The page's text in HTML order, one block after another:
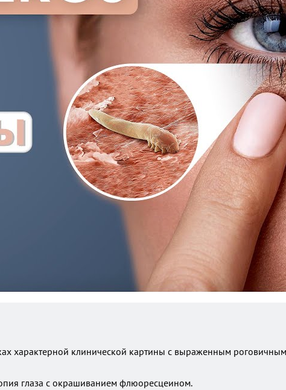
характерной клинической картины с выраженным
глаза с окрашиванием флюоресцеином.